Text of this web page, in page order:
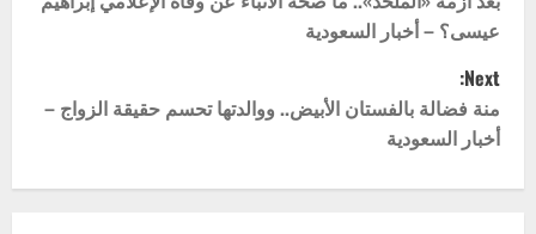
o
s
t
n
عيسى؟ – أخبار السعودية
Next:
منة فضالة بالفستان الأبيض.. ووالدتها تحسم حقيقة الزواج –
أخبار السعودية